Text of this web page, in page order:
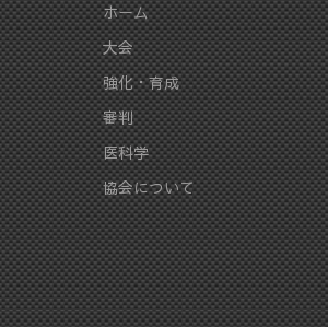
ホーム
大会
強化・育成
審判
医科学
協会について